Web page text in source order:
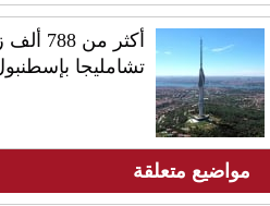
أكثر من
تشامليجا
مواضيع متعلقة